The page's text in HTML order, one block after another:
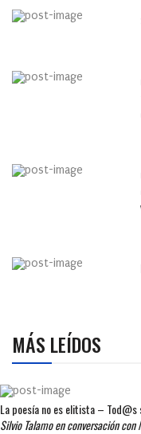
MÁS LEÍDOS
La poesía no es elitista – Tod@s
Silvio Talamo en conversación